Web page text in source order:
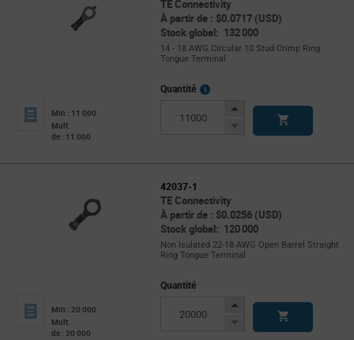
TE Connectivity
À partir de : $0.0717 (USD)
Stock global: 132 000
14 - 18 AWG Circular 10 Stud Crimp Ring
Tongue Terminal
Min : 11 000
Mult.
de : 11 000
Quantité
More
Increase
Decrease
42037-1
TE Connectivity
À partir de : $0.0256 (USD)
Stock global: 120 000
Non Isulated 22-18 AWG Open Barrel Straight
Ring Tongue Terminal
Min : 20 000
Mult.
de : 20 000
Quantité
Increase
Decrease